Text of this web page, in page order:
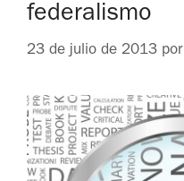
federalismo
23 de julio de 2013 por